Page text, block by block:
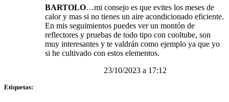
BARTOLO…mi consejo es que evites los meses de
calor y mas si no tienes un aire acondicionado eficiente.
En mis seguimientos puedes ver un montón de
reflectores y pruebas de todo tipo con cooltube, son
muy interesantes y te valdrán como ejemplo ya que yo
si he cultivado con estos elementos.
23/10/2023 a 17:12
Etiquetas: